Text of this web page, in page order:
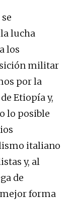
lucha
los
militar
por la
Etiopía y,
lo posible
italiano
y, al
de
forma